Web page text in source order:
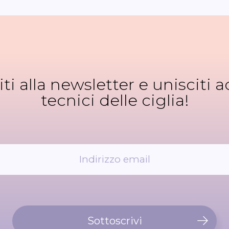
alla newsletter e unisciti
tecnici delle ciglia!
Sottoscrivi